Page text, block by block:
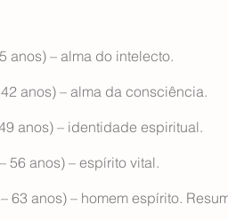
anos) – alma do intelecto.
anos) – alma da consciência.
anos) – identidade espiritual.
56 anos) – espírito vital.
63 anos) – homem espírito.